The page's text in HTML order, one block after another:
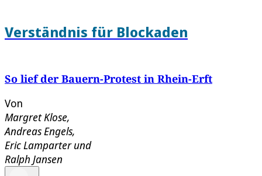
Verständnis für Blockaden
So lief der Bauern-Protest in Rhein-Erft
Von
Margret Klose,
Andreas Engels,
Eric Lamparterund
Ralph Jansen